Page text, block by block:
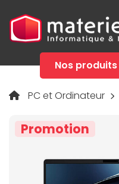
Nos produits
PC et Ordinateur
Promotion